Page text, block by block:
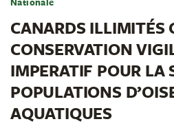
CANARDS ILLIMITÉS
CONSERVATION
IMPERATIF POUR LA
POPULATIONS
AQUATIQUES